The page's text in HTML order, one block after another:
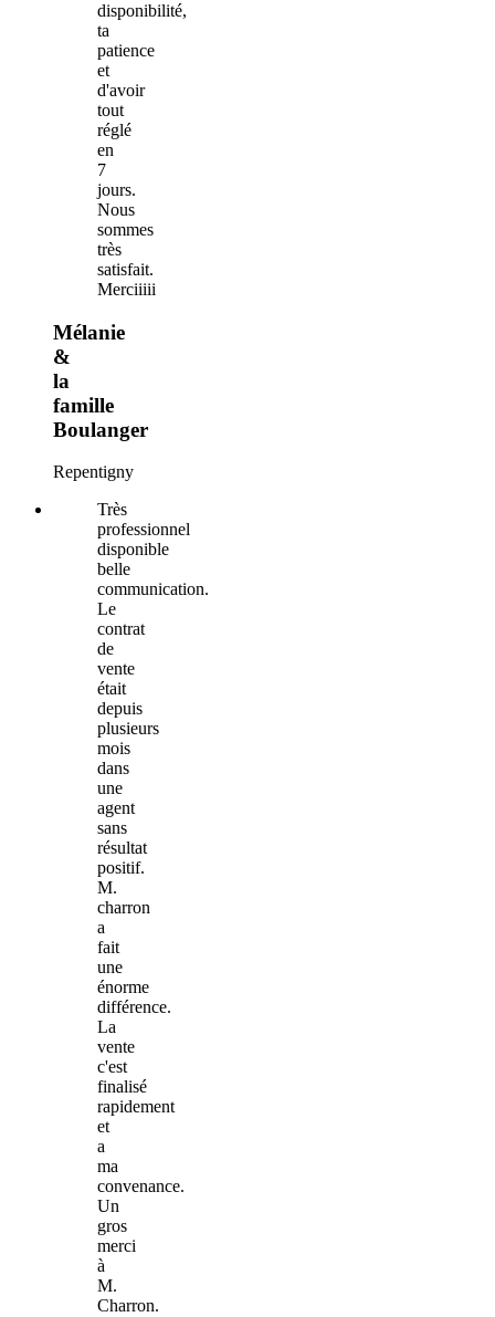
disponibilité,
ta
patience
et
d'avoir
tout
réglé
en
7
jours.
Nous
sommes
très
satisfait.
Merciiiii
Mélanie
&
la
famille
Boulanger
Repentigny
Très
professionnel
disponible
belle
communication.
Le
contrat
de
vente
était
depuis
plusieurs
mois
dans
une
agent
sans
résultat
positif.
M.
charron
a
fait
une
énorme
différence.
La
vente
c'est
finalisé
rapidement
et
a
ma
convenance.
Un
gros
merci
à
M.
Charron.